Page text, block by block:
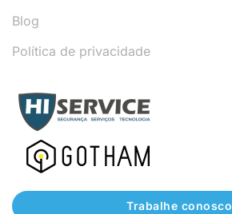
Blog
Política de privacidade
Trabalhe conosco